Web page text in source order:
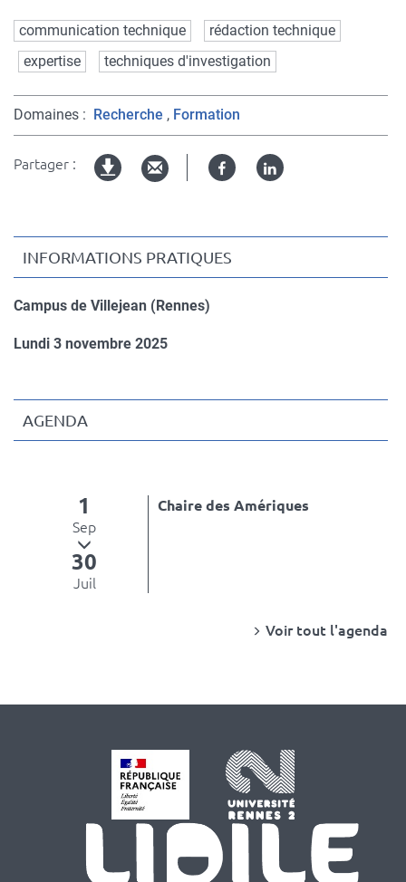
communication technique
rédaction technique
expertise
techniques d'investigation
Domaines Recherche Formation
Partager : FacebookLinked
INFORMATIONS PRATIQUES
Campus de Villejean (Rennes)
Lundi 3 novembre 2025
AGENDA
1
Sep
30
Juil
Chaire des Amériques
Voir tout l'agenda